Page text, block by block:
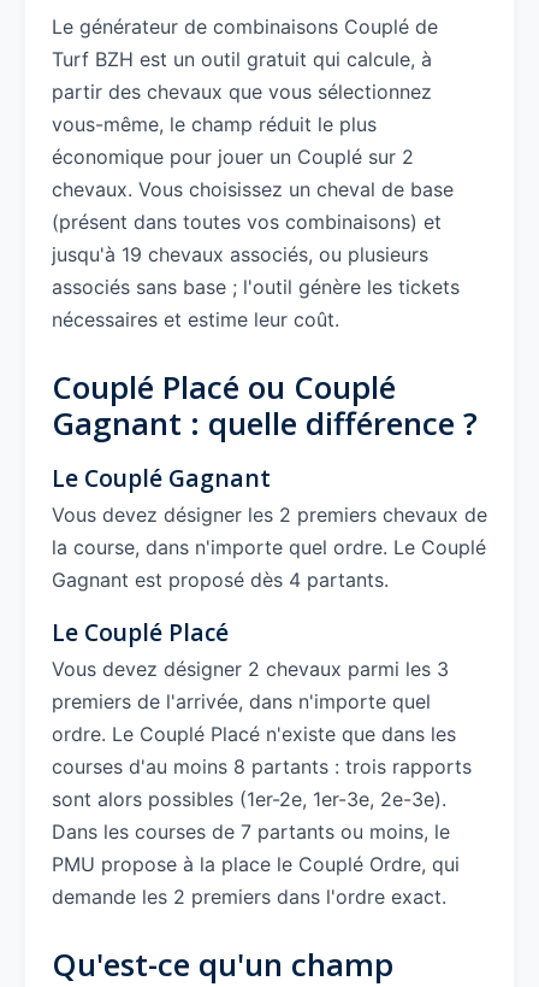
Le générateur de combinaisons Couplé de
Turf BZH est un outil gratuit qui calcule, à
partir des chevaux que vous sélectionnez
vous-même, le champ réduit le plus
économique pour jouer un Couplé sur 2
chevaux. Vous choisissez un cheval de base
(présent dans toutes vos combinaisons) et
jusqu'à 19 chevaux associés, ou plusieurs
associés sans base ; l'outil génère les tickets
nécessaires et estime leur coût.
Couplé Placé ou Couplé
Gagnant : quelle différence ?
Le Couplé Gagnant
Vous devez désigner les 2 premiers chevaux de
la course, dans n'importe quel ordre. Le Couplé
Gagnant est proposé dès 4 partants.
Le Couplé Placé
Vous devez désigner 2 chevaux parmi les 3
premiers de l'arrivée, dans n'importe quel
ordre. Le Couplé Placé n'existe que dans les
courses d'au moins 8 partants : trois rapports
sont alors possibles (1er-2e, 1er-3e, 2e-3e).
Dans les courses de 7 partants ou moins, le
PMU propose à la place le Couplé Ordre, qui
demande les 2 premiers dans l'ordre exact.
Qu'est-ce qu'un champ